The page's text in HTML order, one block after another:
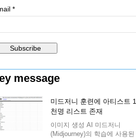
*
message
미드저니 훈련에 아티스트
천명 리스트 존재
이미지 생성 AI 미드저니
(Midjourney)의 학습에 사용된